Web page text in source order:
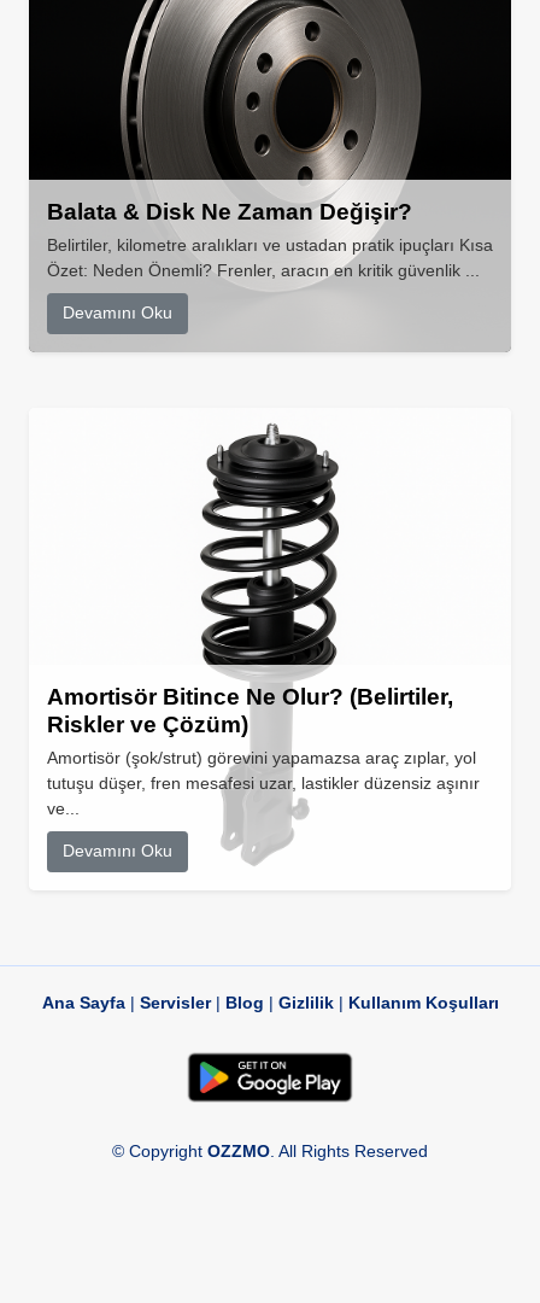
Balata & Disk Ne Zaman Değişir?
Belirtiler, kilometre aralıkları ve ustadan pratik ipuçları Kısa
Özet: Neden Önemli? Frenler, aracın en kritik güvenlik ...
Devamını Oku
Amortisör Bitince Ne Olur? (Belirtiler,
Riskler ve Çözüm)
Amortisör (şok/strut) görevini yapamazsa araç zıplar, yol
tutuşu düşer, fren mesafesi uzar, lastikler düzensiz aşınır
ve...
Devamını Oku
Ana Sayfa| Servisler| Blog | Gizlilik| Kullanım Koşulları
© Copyright OZZMO . All Rights Reserved